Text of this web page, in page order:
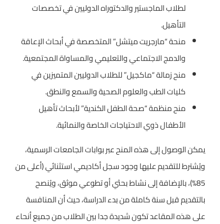
لطلاب الماجستير والدكتوراه الدوليين في تخصصات
التأهيل.
منحة “مارجريت ميتشل” المتخصصة في أبحاث الإعاقة
والدمج الاجتماعي والتعليمي والمساواة المجتمعية.
منح زمالة “ماكجيل” للطلاب الدوليين المتميزين في
كليات الطب والعلوم الصحية والسمع والنطق.
منح منظمة “صحة الطفل الكندية” لأبحاث تأهيل
الأطفال ذوي الاحتياجات الخاصة والنمائية.
يمكن الوصول إلى هذه المنح عبر بوابات الجامعات الرسمية،
ويُشترط للتقديم عليها وجود سجل أكاديمي استثنائي (أعلى من
85%)، بالإضافة إلى نشاط بحثي أو تطوعي موثق، ويُنصح
بالتقديم قبل سنة كاملة من بدء الدراسة، حيث أن المنافسة
على هذه المقاعد تكون شديدة جدا بين الطلاب من جميع أنحاء